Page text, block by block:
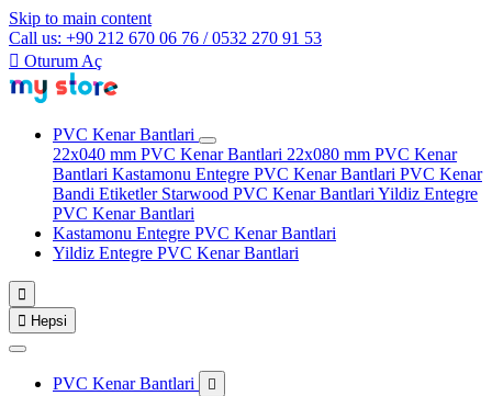
Skip to main content
Call us: +90 212 670 06 76 / 0532 270 91 53
 Oturum Aç
PVC Kenar Bantlari
22x040 mm PVC Kenar Bantlari 22x080 mm PVC Kenar
Bantlari Kastamonu Entegre PVC Kenar Bantlari PVC Kenar
Bandi Etiketler Starwood PVC Kenar Bantlari Yildiz Entegre
PVC Kenar Bantlari
Kastamonu Entegre PVC Kenar Bantlari
Yildiz Entegre PVC Kenar Bantlari

 Hepsi
PVC Kenar Bantlari 